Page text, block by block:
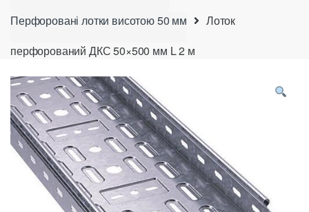
Перфоровані лотки висотою 50 мм
Лоток
перфорований ДКС 50×500 мм L 2 м